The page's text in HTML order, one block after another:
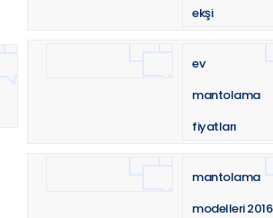
ekşi
ev
mantolama
fiyatları
mantolama
modelleri 2016